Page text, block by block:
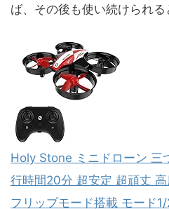
ば、その後も使い続けられる
Holy Stone ミニドローン 三
行時間20分 超安定 超頑丈
フリップモード搭載 モード